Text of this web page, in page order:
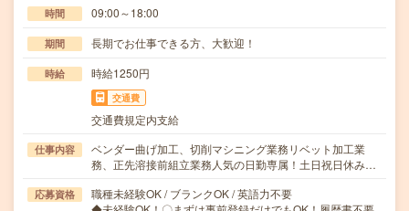
時間 09:00～18:00
期間 長期でお仕事できる方、大歓迎！
時給 時給1250円
交通費
交通費規定内支給
仕事内容
ベンダー曲げ加工、切削マシニング業務リベット加工業
務、正先溶接前組立業務人気の日勤専属！土日祝日休み…
応募資格
職種未経験OK / ブランクOK / 英語力不要